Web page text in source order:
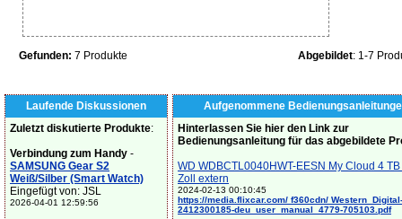
Gefunden: 7 Produkte Abgebildet: 1-7
Laufende Diskussionen
Zuletzt diskutierte Produkte:
Verbindung zum Handy -
SAMSUNG Gear S2
Weiß/Silber (Smart Watch)
Eingefügt von: JSL
2026-04-01 12:59:56
Aufgenommene
Hinterlassen Sie hier den Link zur
Bedienungsanleitung für das abgebildete
WD WDBCTL0040HWT-EESN My Cloud 4
Zoll extern
2024-02-13 00:10:45
https://media.flixcar.com/ f360cdn/ Western_Digital-
2412300185-deu_user_manual_4779-705103.pdf